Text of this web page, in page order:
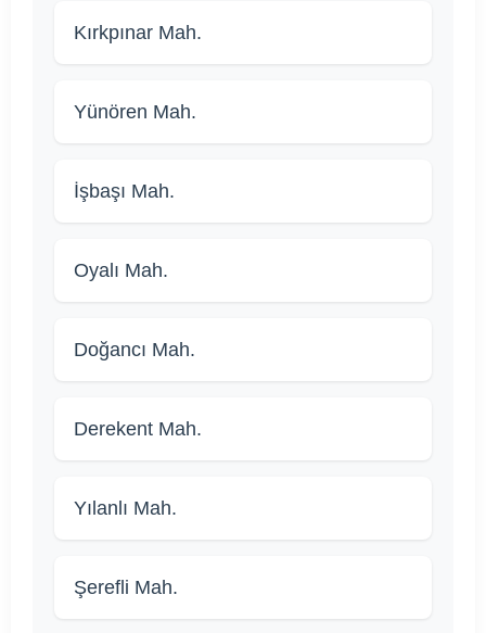
Kırkpınar Mah.
Yünören Mah.
İşbaşı Mah.
Oyalı Mah.
Doğancı Mah.
Derekent Mah.
Yılanlı Mah.
Şerefli Mah.